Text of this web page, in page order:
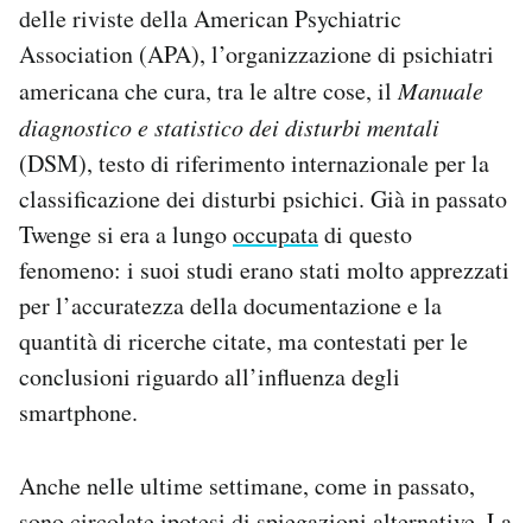
delle riviste della American Psychiatric
Association (APA), l’organizzazione di psichiatri
americana che cura, tra le altre cose, ilManuale
diagnostico e statistico dei disturbi mentali
(DSM), testo di riferimento internazionale per la
classificazione dei disturbi psichici. Già in passato
Twenge si era a lungooccupatadi questo
fenomeno: i suoi studi erano stati molto apprezzati
per l’accuratezza della documentazione e la
quantità di ricerche citate, ma contestati per le
conclusioni riguardo all’influenza degli
smartphone.
Anche nelle ultime settimane, come in passato,